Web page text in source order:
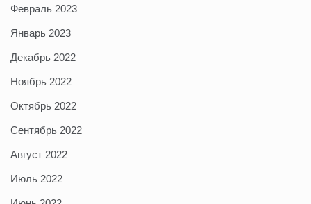
Февраль 2023
Январь 2023
Декабрь 2022
Ноябрь 2022
Октябрь 2022
Сентябрь 2022
Август 2022
Июль 2022